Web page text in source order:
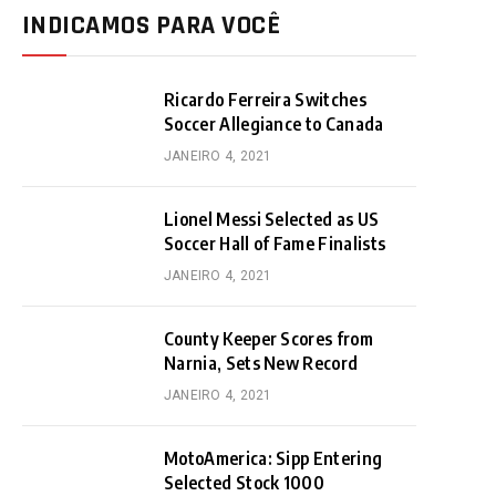
INDICAMOS PARA VOCÊ
Ricardo Ferreira Switches
Soccer Allegiance to Canada
JANEIRO 4, 2021
Lionel Messi Selected as US
Soccer Hall of Fame Finalists
JANEIRO 4, 2021
County Keeper Scores from
Narnia, Sets New Record
JANEIRO 4, 2021
MotoAmerica: Sipp Entering
Selected Stock 1000